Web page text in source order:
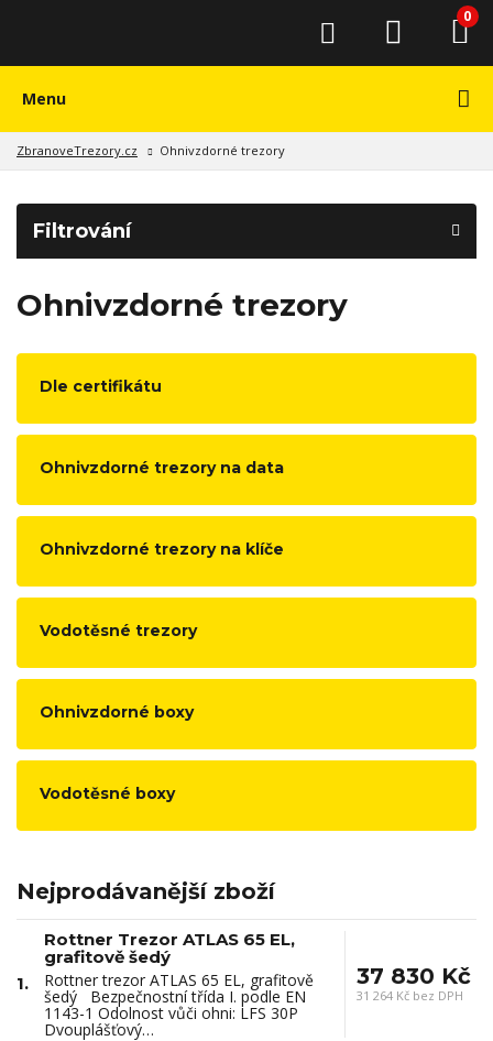
0
Menu
ZbranoveTrezory.cz Ohnivzdorné trezory
Filtrování
Ohnivzdorné trezory
Dle certifikátu
Ohnivzdorné trezory na data
Ohnivzdorné trezory na klíče
Vodotěsné trezory
Ohnivzdorné boxy
Vodotěsné boxy
Nejprodávanější zboží
1.
Rottner Trezor ATLAS 65 EL,
grafitově šedý
Rottner trezor ATLAS 65 EL, grafitově
šedý Bezpečnostní třída I. podle EN
1143-1 Odolnost vůči ohni: LFS 30P
Dvouplášťový…
37 830 Kč
31 264 Kč bez DPH